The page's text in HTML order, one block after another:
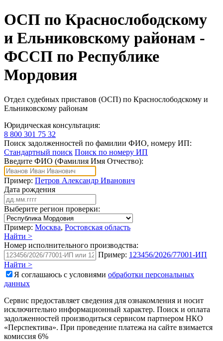
ОСП по Краснослободскому
и Ельниковскому районам -
ФССП по Республике
Мордовия
Отдел судебных приставов (ОСП) по Краснослободскому и
Ельниковскому районам
Юридическая консультация:
8 800 301 75 32
Поиск задолженностей по фамилии ФИО, номеру ИП:
Стандартный поиск Поиск по номеру ИП
Введите ФИО (Фамилия Имя Отчество):
Пример: Петров Александр Иванович
Дата рождения
Выберите регион проверки:
Пример: Москва, Ростовская область
Найти >
Номер исполнительного производства:
Пример: 123456/2026/77001-ИП
Найти >
Я соглашаюсь с условиями обработки персональных
данных
Сервис предоставляет сведения для ознакомления и носит
исключительно информационный характер. Поиск и оплата
задолженностей производиться сервисом партнером НКО
«Перспектива». При проведение платежа на сайте взимается
комиссия 6%